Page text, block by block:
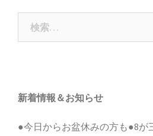
ー
シ
新着情報＆お知らせ
●今日からお盆休みの方も●8が